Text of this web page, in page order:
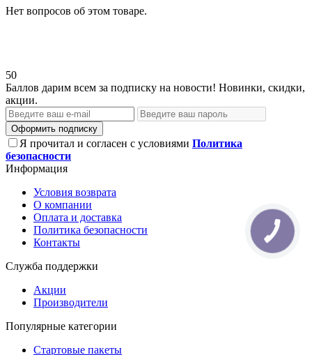
Нет вопросов об этом товаре.
50
Баллов дарим всем за подписку на новости! Новинки, скидки,
акции.
Оформить подписку
Я прочитал и согласен с условиями Политика
безопасности
Информация
Условия возврата
О компании
Оплата и доставка
Политика безопасности
Контакты
Служба поддержки
Акции
Производители
Популярные категории
Стартовые пакеты